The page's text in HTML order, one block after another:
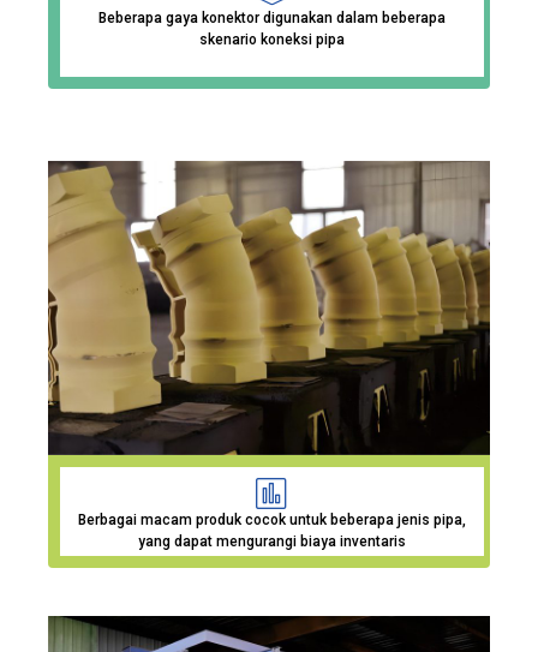
Beberapa gaya konektor digunakan dalam beberapa
skenario koneksi pipa
Berbagai macam produk cocok untuk beberapa jenis pipa,
yang dapat mengurangi biaya inventaris